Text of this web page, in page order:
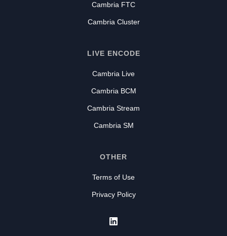
Cambria FTC
Cambria Cluster
LIVE ENCODE
Cambria Live
Cambria BCM
Cambria Stream
Cambria SM
OTHER
Terms of Use
Privacy Policy